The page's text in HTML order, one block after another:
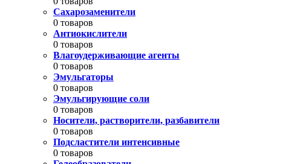
Сахарозаменители
0 товаров
Антиокислители
0 товаров
Влагоудерживающие агенты
0 товаров
Эмульгаторы
0 товаров
Эмульгирующие соли
0 товаров
Носители, растворители, разбавители
0 товаров
Подсластители интенсивные
0 товаров